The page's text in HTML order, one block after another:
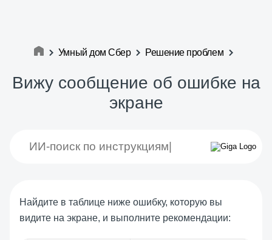
Умный дом Сбер Решение проблем
Вижу сообщение об ошибке на
экране
Найдите в таблице ниже ошибку, которую вы
видите на экране, и выполните рекомендации: